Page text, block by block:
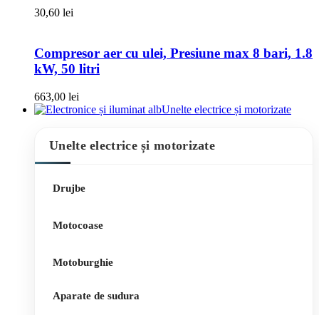
30,60 lei
Compresor aer cu ulei, Presiune max 8 bari, 1.8
kW, 50 litri
663,00 lei
Unelte electrice și motorizate
Unelte electrice și motorizate
Drujbe
Motocoase
Motoburghie
Aparate de sudura